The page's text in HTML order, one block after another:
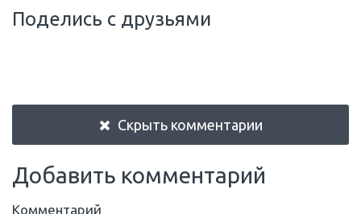
Поделись с друзьями
Скрыть комментарии
Добавить комментарий
Комментарий